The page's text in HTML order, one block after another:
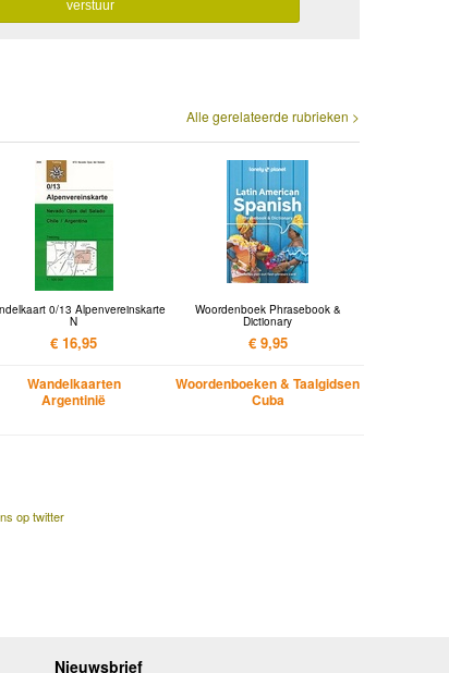
Alle gerelateerde rubrieken >
0/13 Alpenvereinskarte
N
€ 16,95
Wandelkaarten
Argentinië
Woordenboek Phrasebook &
Dictionary
€ 9,95
Woordenboeken & Taalgidsen
Cuba
op twitter
Nieuwsbrief